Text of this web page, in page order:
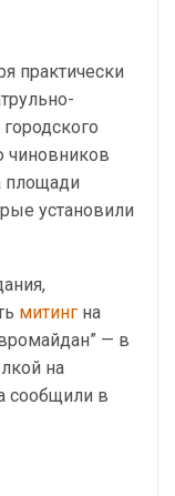
практически
чиновников
площади
установили
митинг на
— в
на
сообщили в